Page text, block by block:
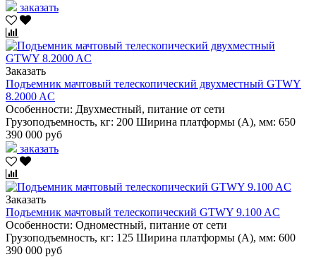
заказать
Заказать
Подъемник мачтовый телескопический двухместный GTWY
8.2000 AC
Особенности: Двухместный, питание от сети
Грузоподъемность, кг: 200 Ширина платформы (А), мм: 650
390 000 руб
заказать
Заказать
Подъемник мачтовый телескопический GTWY 9.100 AC
Особенности: Одноместный, питание от сети
Грузоподъемность, кг: 125 Ширина платформы (А), мм: 600
390 000 руб